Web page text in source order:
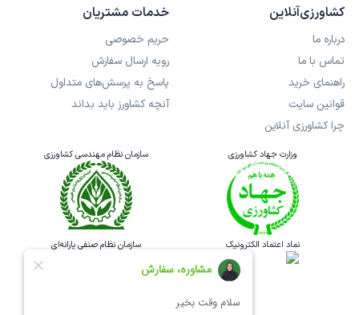
کشاورزی‌آنلاین
درباره ما
تماس با ما
راهنمای خرید
قوانین سایت
چرا کشاورزی آنلاین
خدمات مشتریان
حریم خصوصی
رویه ارسال سفارش
پاسخ به پرسش‌های متداول
آنچه کشاورز باید بداند
وزارت جهاد کشاورزی سازمان نظام مهندسی کشاورزی
نماد اعتماد الکترونیک سازمان نظام صنفی یارانه‌ای